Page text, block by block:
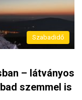
Szabadidő
– látványos
szemmel is